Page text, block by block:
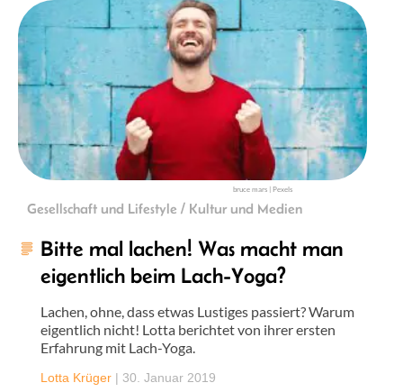
bruce mars | Pexels
Gesellschaft und Lifestyle / Kultur und Medien
Bitte mal lachen! Was macht man
eigentlich beim Lach-Yoga?
Lachen, ohne, dass etwas Lustiges passiert? Warum
eigentlich nicht! Lotta berichtet von ihrer ersten
Erfahrung mit Lach-Yoga.
Lotta Krüger | 30. Januar 2019